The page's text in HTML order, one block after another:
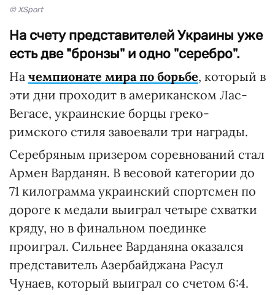
© XSport
На счету представителей Украины уже
есть две "бронзы" и одно "серебро".
На чемпионате мира по борьбе, который в
эти дни проходит в американском Лас-
Вегасе, украинские борцы греко-
римского стиля завоевали три награды.
Серебряным призером соревнований стал
Армен Варданян. В весовой категории до
71 килограмма украинский спортсмен по
дороге к медали выиграл четыре схватки
кряду, но в финальном поединке
проиграл. Сильнее Варданяна оказался
представитель Азербайджана Расул
Чунаев, который выиграл со счетом 6:4.